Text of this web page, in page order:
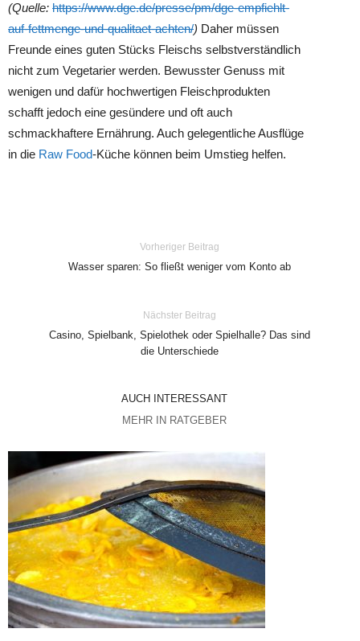
(Quelle: https://www.dge.de/presse/pm/dge-empfiehlt-
auf-fettmenge-und-qualitaet-achten/) Daher müssen
Freunde eines guten Stücks Fleischs selbstverständlich
nicht zum Vegetarier werden. Bewusster Genuss mit
wenigen und dafür hochwertigen Fleischprodukten
schafft jedoch eine gesündere und oft auch
schmackhaftere Ernährung. Auch gelegentliche Ausflüge
in die Raw Food-Küche können beim Umstieg helfen.
Vorheriger Beitrag
Wasser sparen: So fließt weniger vom Konto ab
Nächster Beitrag
Casino, Spielbank, Spielothek oder Spielhalle? Das sind
die Unterschiede
AUCH INTERESSANT
MEHR IN RATGEBER